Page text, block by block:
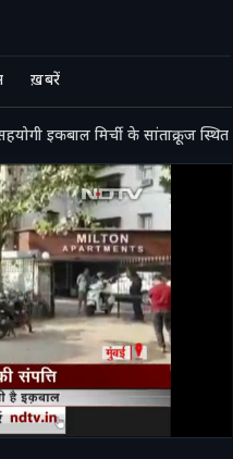
ख़बरें
इकबाल मिर्ची के सांताक्रूज